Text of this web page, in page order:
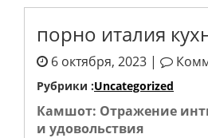
порно италия
6 октября, 2023 |
Рубрики :Uncategorized
Камшот: Отражение
и удовольствия